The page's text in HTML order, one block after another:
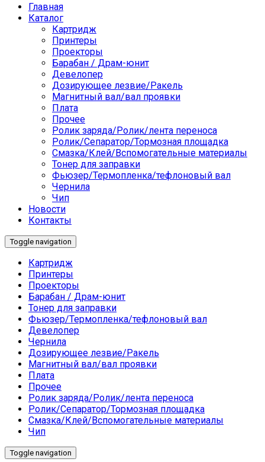
Главная
Каталог
Картридж
Принтеры
Проекторы
Барабан / Драм-юнит
Девелопер
Дозирующее лезвие/Ракель
Магнитный вал/вал проявки
Плата
Прочее
Ролик заряда/Ролик/лента переноса
Ролик/Сепаратор/Тормозная площадка
Смазка/Клей/Вспомогательные материалы
Тонер для заправки
Фьюзер/Термопленка/тефлоновый вал
Чернила
Чип
Новости
Контакты
Toggle navigation
Картридж
Принтеры
Проекторы
Барабан / Драм-юнит
Тонер для заправки
Фьюзер/Термопленка/тефлоновый вал
Девелопер
Чернила
Дозирующее лезвие/Ракель
Магнитный вал/вал проявки
Плата
Прочее
Ролик заряда/Ролик/лента переноса
Ролик/Сепаратор/Тормозная площадка
Смазка/Клей/Вспомогательные материалы
Чип
Toggle navigation